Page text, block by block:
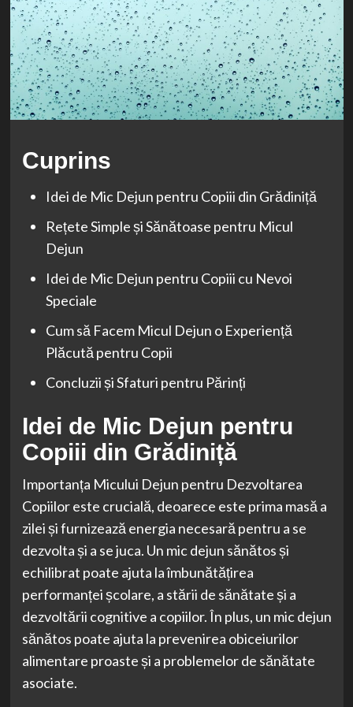
Cuprins
Idei de Mic Dejun pentru Copiii din Grădiniță
Rețete Simple și Sănătoase pentru Micul
Dejun
Idei de Mic Dejun pentru Copiii cu Nevoi
Speciale
Cum să Facem Micul Dejun o Experiență
Plăcută pentru Copii
Concluzii și Sfaturi pentru Părinți
Idei de Mic Dejun pentru
Copiii din Grădiniță
Importanța Micului Dejun pentru Dezvoltarea
Copiilor este crucială, deoarece este prima masă a
zilei și furnizează energia necesară pentru a se
dezvolta și a se juca. Un mic dejun sănătos și
echilibrat poate ajuta la îmbunătățirea
performanței școlare, a stării de sănătate și a
dezvoltării cognitive a copiilor. În plus, un mic dejun
sănătos poate ajuta la prevenirea obiceiurilor
alimentare proaste și a problemelor de sănătate
asociate.